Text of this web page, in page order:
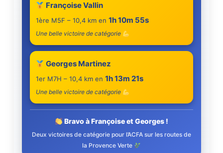
Françoise Vallin
1ère M5F – 10,4 km en 1h 10m 55s
Une belle victoire de catégorie
Georges Martinez
1er M7H – 10,4 km en 1h 13m 21s
Une belle victoire de catégorie
Bravo à Françoise et Georges !
Deux victoires de catégorie pour l’ACFA sur les routes de
la Provence Verte